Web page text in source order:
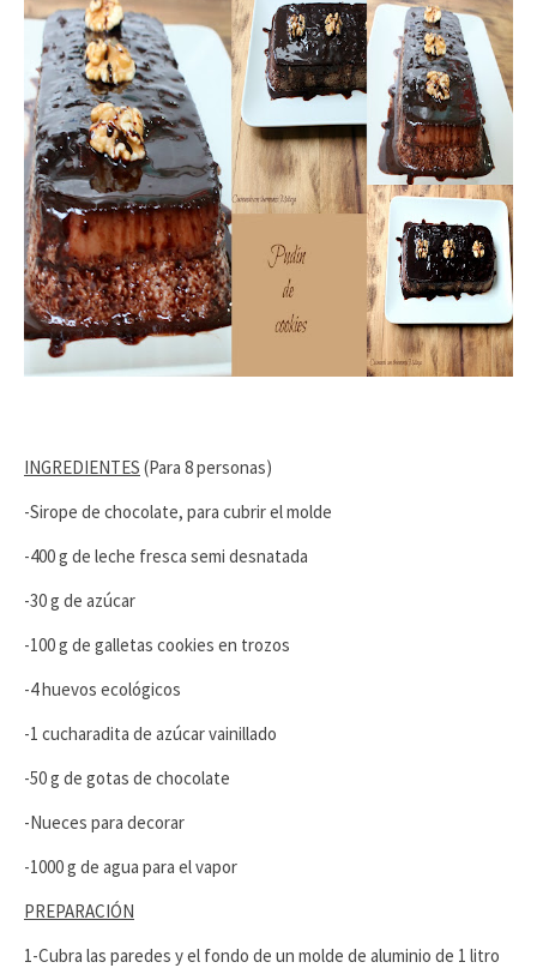
INGREDIENTES (Para 8 personas)
-Sirope de chocolate, para cubrir el molde
-400 g de leche fresca semi desnatada
-30 g de azúcar
-100 g de galletas cookies en trozos
-4 huevos ecológicos
-1 cucharadita de azúcar vainillado
-50 g de gotas de chocolate
-Nueces para decorar
-1000 g de agua para el vapor
PREPARACIÓN
1-Cubra las paredes y el fondo de un molde de aluminio de 1 litro